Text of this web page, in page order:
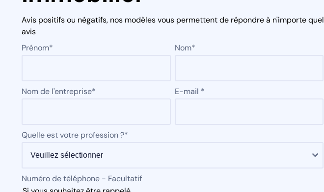
Avis positifs ou négatifs, nos modèles vous permettent de répondre à n'importe quel
avis
Prénom* Nom*
Nom de l'entreprise* E-mail *
Quelle est votre profession ?*
Numéro de téléphone - Facultatif